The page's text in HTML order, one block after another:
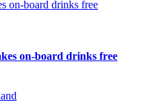
on-board drinks free
on-board drinks free